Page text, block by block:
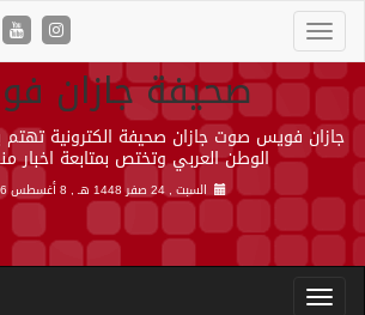
صحيفة جازان
جازان فويس صوت جازان صحيفة الكترونية تهتم
الوطن العربي وتختص بمتابعة اخبار
السبت , 24 صفر 1448 هـ , 8 أغسطس 2026 م